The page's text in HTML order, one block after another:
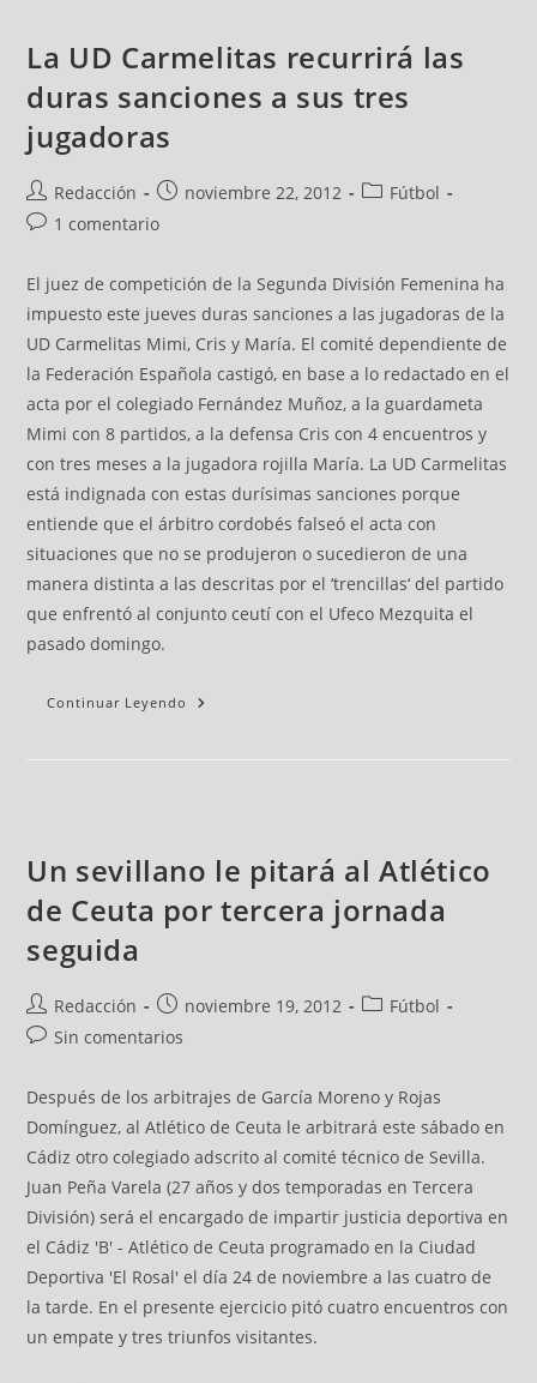
La UD Carmelitas recurrirá las
duras sanciones a sus tres
jugadoras
Redacción noviembre 22, 2012
Fútbol
1 comentario
El juez de competición de la Segunda División Femenina ha
impuesto este jueves duras sanciones a las jugadoras de la
UD Carmelitas Mimi, Cris y María. El comité dependiente de
la Federación Española castigó, en base a lo redactado en el
acta por el colegiado Fernández Muñoz, a la guardameta
Mimi con 8 partidos, a la defensa Cris con 4 encuentros y
con tres meses a la jugadora rojilla María. La UD Carmelitas
está indignada con estas durísimas sanciones porque
entiende que el árbitro cordobés falseó el acta con
situaciones que no se produjeron o sucedieron de una
manera distinta a las descritas por el ‘trencillas‘ del partido
que enfrentó al conjunto ceutí con el Ufeco Mezquita el
pasado domingo.
Continuar Leyendo
Un sevillano le pitará al Atlético
de Ceuta por tercera jornada
seguida
Redacción noviembre 19, 2012
Fútbol
Sin comentarios
Después de los arbitrajes de García Moreno y Rojas
Domínguez, al Atlético de Ceuta le arbitrará este sábado en
Cádiz otro colegiado adscrito al comité técnico de Sevilla.
Juan Peña Varela (27 años y dos temporadas en Tercera
División) será el encargado de impartir justicia deportiva en
el Cádiz 'B' - Atlético de Ceuta programado en la Ciudad
Deportiva 'El Rosal' el día 24 de noviembre a las cuatro de
la tarde. En el presente ejercicio pitó cuatro encuentros con
un empate y tres triunfos visitantes.